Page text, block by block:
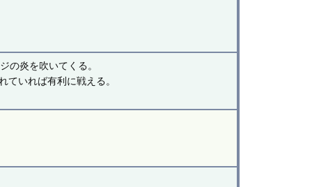
の炎を吹いてくる。
ていれば有利に戦える。